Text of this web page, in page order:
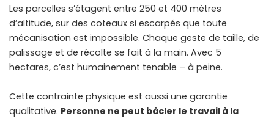
Les parcelles s’étagent entre 250 et 400 mètres
d’altitude, sur des coteaux si escarpés que toute
mécanisation est impossible. Chaque geste de taille, de
palissage et de récolte se fait à la main. Avec 5
hectares, c’est humainement tenable – à peine.
Cette contrainte physique est aussi une garantie
qualitative. Personne ne peut bâcler le travail à la